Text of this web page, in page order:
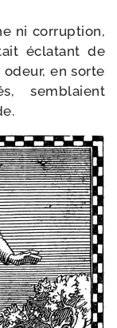
ni cor­rup­tion,
écla­tant de
en sorte
sem­blaient